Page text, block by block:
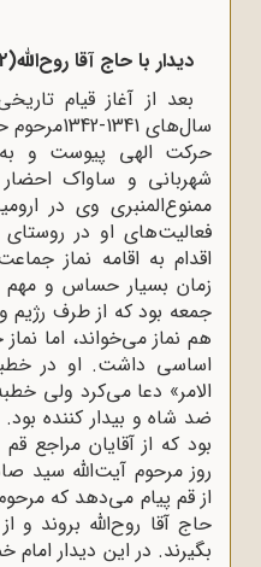
دیدار با حاج آقا روح‌الله(1342)
بعد از آغاز قیام
سال‌هاى
حرکت الهى پیوست و
شهربانى و ساواک
ممنوع‌المنبری وی در
فعالیت‌هاى او در
اقدام به اقامه‌ نماز
زمان بسیار حساس و مهم
جمعه بود که از طرف
هم نماز مى‌خواند، اما
اساسى داشت. او در
الامر» دعا می‌کرد ولى
ضد شاه و بیدار کننده
بود که از آقایان مراجع
روز مرحوم آیت‌الله سید
از قم پیام می‌دهد که
حاج آقا روح‌الله بروند و
بگیرند. در این دیدار امام